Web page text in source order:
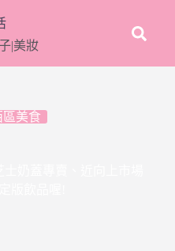
|美妝
區美食